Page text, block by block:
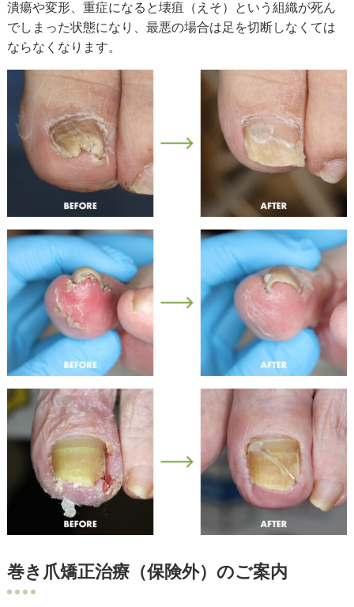
潰瘍や変形、重症になると壊疽（えそ）という組織が死ん
でしまった状態になり、最悪の場合は足を切断しなくては
ならなくなります。
巻き爪矯正治療（保険外）のご案内